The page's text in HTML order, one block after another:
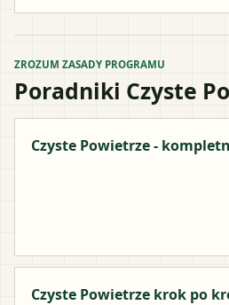
ZROZUM ZASADY PROGRAMU
Poradniki Czyste
Czyste Powietrze -
Czyste Powietrze krok po